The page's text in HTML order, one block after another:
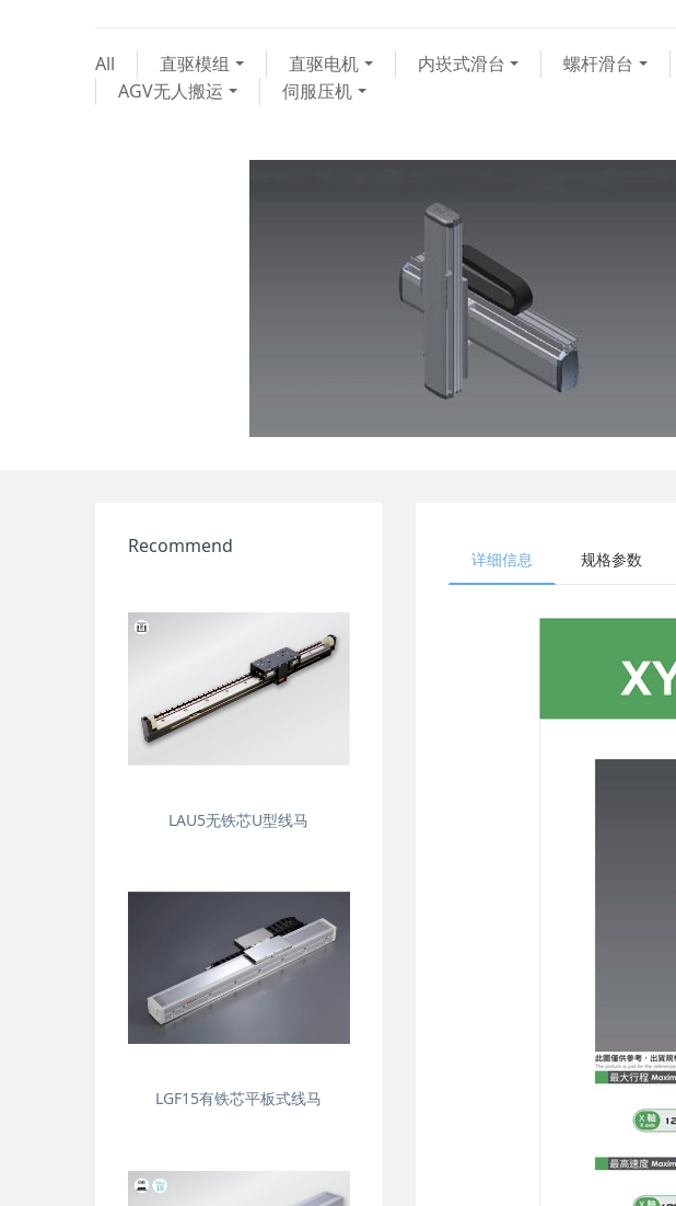
All 直驱模组 直驱电机 内崁式滑台 螺杆滑台
AGV无人搬运
伺服压机
详细信息 规格参数
Recommend
LAU5无铁芯U型线马
LGF15有铁芯平板式线马